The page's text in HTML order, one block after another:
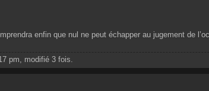
enfin que nul ne peut échapper au jugement de
pm, modifié 3 fois.